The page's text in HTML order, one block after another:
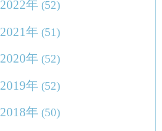
2022年 (52)
2021年 (51)
2020年 (52)
2019年 (52)
2018年 (50)